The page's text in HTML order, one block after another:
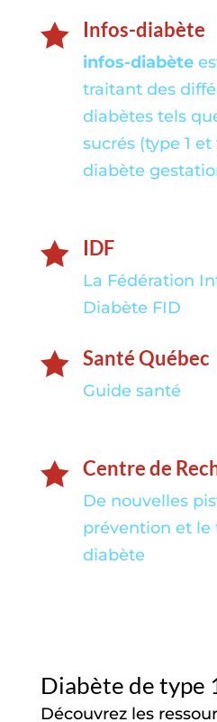
 Infos-diabète
infos-diabète
traitant des
diabètes tels
sucrés (type 1
diabète
 IDF
La Fédération
Diabète FID
 Santé Québec
Guide santé
 Centre de
De nouvelles
prévention et
diabète
Diabète de type
Découvrez les